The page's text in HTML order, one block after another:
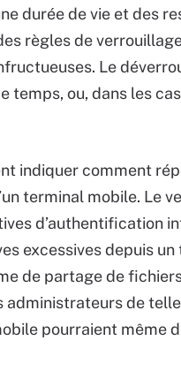
durée de vie et des
règles de
Le
ou, dans les
indiquer comment
terminal mobile. Le
d’authentification
excessives depuis
de partage de
de
pourraient même